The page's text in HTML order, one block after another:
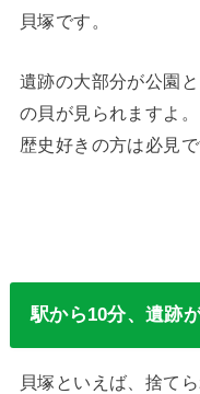
貝塚です。
遺跡の大部分が公園
の貝が見られますよ。
歴史好きの方は必見
駅から10分、遺跡
貝塚といえば、捨て